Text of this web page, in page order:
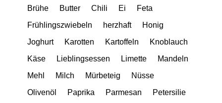
Brühe
Butter Chili Ei
Feta
Frühlingszwiebeln
herzhaft
Honig
Joghurt
Karotten Kartoffeln
Knoblauch
Käse
Lieblingsessen Limette
Mandeln
Mehl
Milch Mürbeteig
Nüsse
Olivenöl
Paprika Parmesan
Petersilie